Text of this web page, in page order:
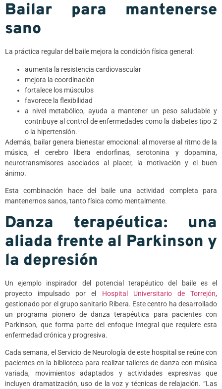
Bailar para mantenerse
sano
La práctica regular del baile mejora la condición física general:
aumenta la resistencia cardiovascular
mejora la coordinación
fortalece los músculos
favorece la flexibilidad
a nivel metabólico, ayuda a mantener un peso saludable y
contribuye al control de enfermedades como la diabetes tipo 2
o la hipertensión.
Además, bailar genera bienestar emocional: al moverse al ritmo de la
música, el cerebro libera endorfinas, serotonina y dopamina,
neurotransmisores asociados al placer, la motivación y el buen
ánimo.
Esta combinación hace del baile una actividad completa para
mantenernos sanos, tanto física como mentalmente.
Danza terapéutica: una
aliada frente al Parkinson y
la depresión
Un ejemplo inspirador del potencial terapéutico del baile es el
proyecto impulsado por el Hospital Universitario de Torrejón,
gestionado por el grupo sanitario Ribera. Este centro ha desarrollado
un programa pionero de danza terapéutica para pacientes con
Parkinson, que forma parte del enfoque integral que requiere esta
enfermedad crónica y progresiva.
Cada semana, el Servicio de Neurología de este hospital se reúne con
pacientes en la biblioteca para realizar talleres de danza con música
variada, movimientos adaptados y actividades expresivas que
incluyen dramatización, uso de la voz y técnicas de relajación. “Las